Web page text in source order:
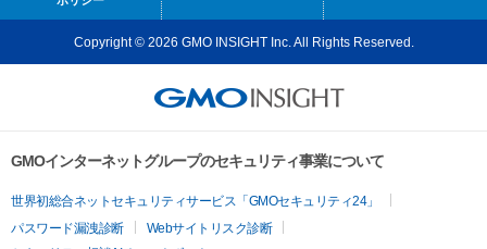
Copyright © 2026 GMO INSIGHT Inc. All Rights Reserved.
GMOインターネットグループのセキュリティ事業について
世界初総合ネットセキュリティサービス「GMOセキュリティ24」
パスワード漏洩診断
Webサイトリスク診断